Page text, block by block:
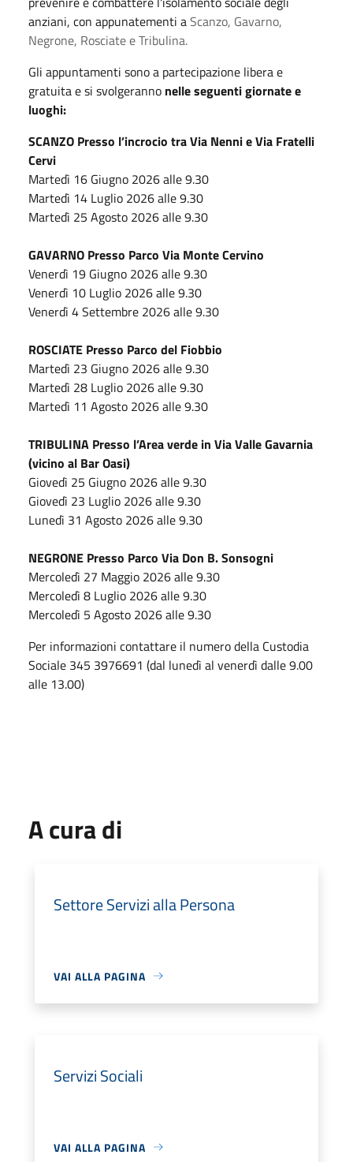
anziani, con appunatementi aScanzo, Gavarno,
Negrone, Rosciate e Tribulina.
Gli appuntamenti sono a partecipazione libera e
gratuita e si svolgeranno nelle seguenti giornate e
luoghi:
SCANZO Presso l’incrocio tra Via Nenni e Via Fratelli
Cervi
Martedì 16 Giugno 2026 alle 9.30
Martedì 14 Luglio 2026 alle 9.30
Martedì 25 Agosto 2026 alle 9.30
GAVARNO Presso Parco Via Monte Cervino
Venerdì 19 Giugno 2026 alle 9.30
Venerdì 10 Luglio 2026 alle 9.30
Venerdì 4 Settembre 2026 alle 9.30
ROSCIATE Presso Parco del Fiobbio
Martedì 23 Giugno 2026 alle 9.30
Martedì 28 Luglio 2026 alle 9.30
Martedì 11 Agosto 2026 alle 9.30
TRIBULINA Presso l’Area verde in Via Valle Gavarnia
(vicino al Bar Oasi)
Giovedì 25 Giugno 2026 alle 9.30
Giovedì 23 Luglio 2026 alle 9.30
Lunedì 31 Agosto 2026 alle 9.30
NEGRONE Presso Parco Via Don B. Sonsogni
Mercoledì 27 Maggio 2026 alle 9.30
Mercoledì 8 Luglio 2026 alle 9.30
Mercoledì 5 Agosto 2026 alle 9.30
Per informazioni contattare il numero della Custodia
Sociale 345 3976691 (dal lunedì al venerdì dalle 9.00
alle 13.00)
A cura di
Settore Servizi alla Persona
VAI ALLA PAGINA
Servizi Sociali
VAI ALLA PAGINA